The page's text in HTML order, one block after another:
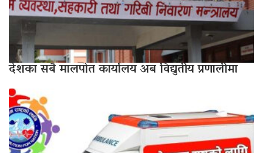
देशका सबै मालपोत कार्यालय अब विद्युतीय प्रणालीमा